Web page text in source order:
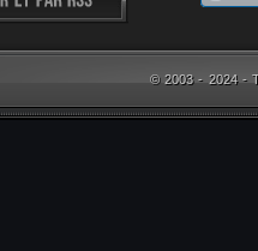
© 2003 - 2024 -